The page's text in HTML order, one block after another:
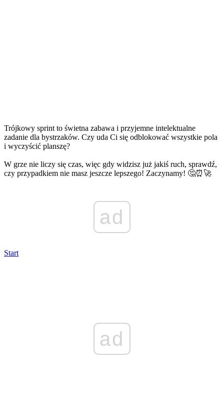
Trójkowy sprint to świetna zabawa i przyjemne intelektualne
zadanie dla bystrzaków. Czy uda Ci się odblokować wszystkie pola
i wyczyścić planszę?
W grze nie liczy się czas, więc gdy widzisz już jakiś ruch, sprawdź,
czy przypadkiem nie masz jeszcze lepszego! Zaczynamy! 🤔⏰🚀
ad
Start
ad